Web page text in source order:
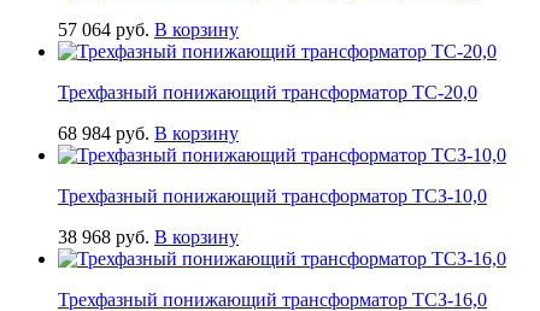
57 064 руб. В корзину
Трехфазный понижающий трансформатор ТС-20,0
68 984 руб. В корзину
Трехфазный понижающий трансформатор ТСЗ-10,0
38 968 руб. В корзину
Трехфазный понижающий трансформатор ТСЗ-16,0